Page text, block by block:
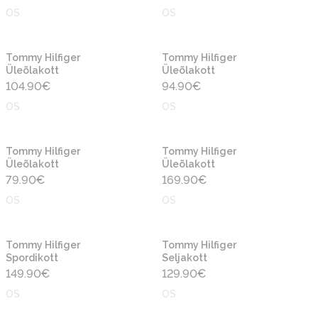
OS OS
Tommy Hilfiger
Üleõlakott
104.90€
OS
Tommy Hilfiger
Üleõlakott
94.90€
OS
Tommy Hilfiger
Üleõlakott
79.90€
OS
Tommy Hilfiger
Üleõlakott
169.90€
OS
Tommy Hilfiger
Spordikott
149.90€
OS
Tommy Hilfiger
Seljakott
129.90€
OS